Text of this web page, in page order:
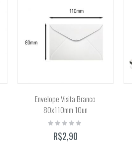
Envelope Visita Branco
80x110mm 10un
Rating:
0%
R$2,90